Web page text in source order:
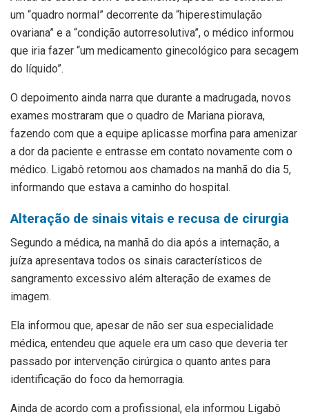
um “quadro normal” decorrente da “hiperestimulação
ovariana” e a “condição autorresolutiva”, o médico informou
que iria fazer “um medicamento ginecológico para secagem
do líquido”.
O depoimento ainda narra que durante a madrugada, novos
exames mostraram que o quadro de Mariana piorava,
fazendo com que a equipe aplicasse morfina para amenizar
a dor da paciente e entrasse em contato novamente com o
médico. Ligabô retornou aos chamados na manhã do dia 5,
informando que estava a caminho do hospital.
Alteração de sinais vitais e recusa de cirurgia
Segundo a médica, na manhã do dia após a internação, a
juíza apresentava todos os sinais característicos de
sangramento excessivo além alteração de exames de
imagem.
Ela informou que, apesar de não ser sua especialidade
médica, entendeu que aquele era um caso que deveria ter
passado por intervenção cirúrgica o quanto antes para
identificação do foco da hemorragia.
Ainda de acordo com a profissional, ela informou Ligabô